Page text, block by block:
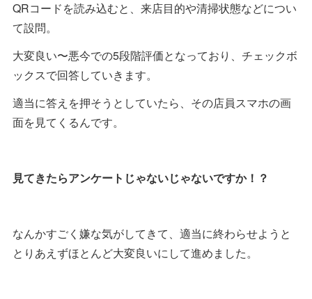
QRコードを読み込むと、来店目的や清掃状態などについ
て設問。
大変良い〜悪今での5段階評価となっており、チェックボ
ックスで回答していきます。
適当に答えを押そうとしていたら、その店員スマホの画
面を見てくるんです。
見てきたらアンケートじゃないじゃないですか！？
なんかすごく嫌な気がしてきて、適当に終わらせようと
とりあえずほとんど大変良いにして進めました。